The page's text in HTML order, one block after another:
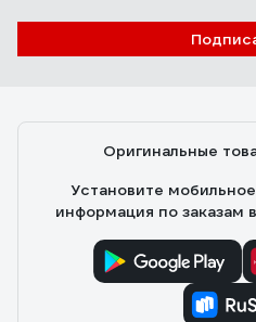
Александр К.
Оригинальные
Установите
информация по заказам